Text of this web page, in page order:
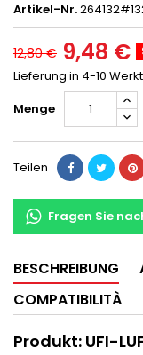
Artikel-Nr.
12,80 € 9,48 €
Lieferung in 4-10
Menge
Teilen
Fragen Sie
BESCHREIBUNG
COMPATIBILITÀ
Produkt: UFI-